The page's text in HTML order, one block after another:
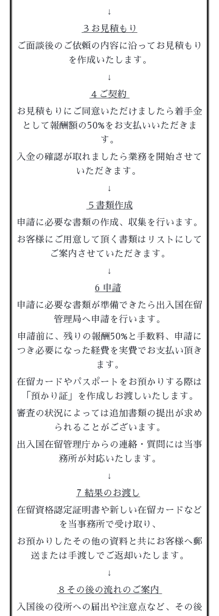
↓
３お見積もり
ご面談後のご依頼の内容に沿ってお見積もり
を作成いたします。
↓
４ご契約
お見積もりにご同意いただけましたら着手金
として報酬額の50%をお支払いいただきま
す。
入金の確認が取れましたら業務を開始させて
いただきます。
↓
５書類作成
申請に必要な書類の作成、収集を行います。
お客様にご用意して頂く書類はリストにして
ご案内させていただきます。
↓
6 申請
申請に必要な書類が準備できたら出入国在留
管理局へ申請を行います。
申請前に、残りの報酬50%と手数料、申請に
つき必要になった経費を実費でお支払い頂き
ます。
在留カードやパスポートをお預かりする際は
「預かり証」を作成しお渡しいたします。
審査の状況によっては追加書類の提出が求め
られることがございます。
出入国在留管理庁からの連絡・質問には当事
務所が対応いたします。
↓
7 結果のお渡し
在留資格認定証明書や新しい在留カードなど
を当事務所で受け取り、
お預かりしたその他の資料と共にお客様へ郵
送または手渡しでご返却いたします。
↓
８その後の流れのご案内
入国後の役所への届出や注意点など、その後